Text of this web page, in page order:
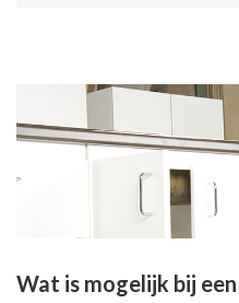
Wat is mogelijk bij